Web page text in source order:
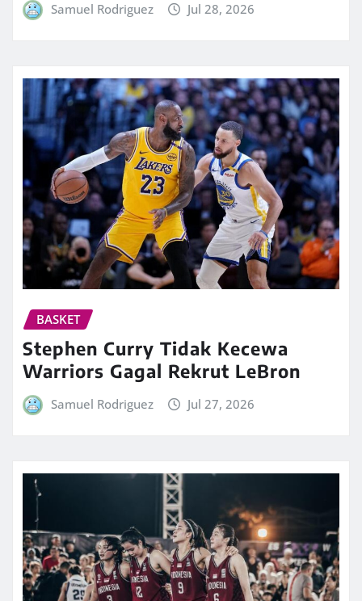
Samuel Rodriguez Jul 28, 2026
BASKET
Stephen Curry Tidak Kecewa
Warriors Gagal Rekrut LeBron
Samuel Rodriguez Jul 27, 2026